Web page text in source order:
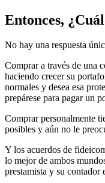
Entonces,
No hay una respuesta
Comprar a través de una
haciendo crecer su
normales y desea esa
prepárese para pagar un
Comprar personalmente
posibles y aún no le
Y los acuerdos de
lo mejor de ambos
prestamista y su contador